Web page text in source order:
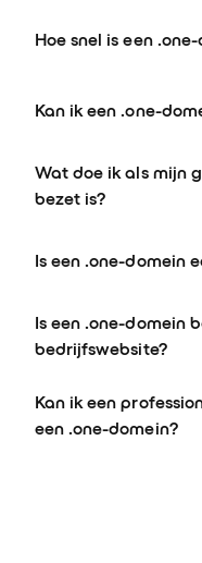
Hoe snel is een
Kan ik een .one-
Wat doe ik als mijn
bezet is?
Is een .one-domein
Is een .one-domein
bedrijfswebsite?
Kan ik een
een .one-domein?